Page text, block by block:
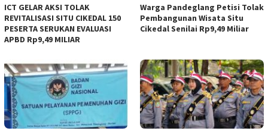
ICT GELAR AKSI TOLAK
REVITALISASI SITU CIKEDAL 150
PESERTA SERUKAN EVALUASI
APBD Rp9,49 MILIAR
Warga Pandeglang Petisi Tolak
Pembangunan Wisata Situ
Cikedal Senilai Rp9,49 Miliar